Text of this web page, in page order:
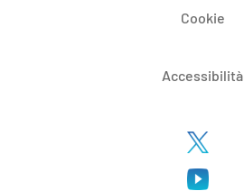
Cookie
Accessibilità